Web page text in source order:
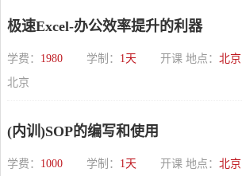
极速Excel-办公效率提升的利器
学费： 1980 学制： 1天 开课 地点： 北京
北京
(内训)SOP的编写和使用
学费： 1000 学制： 1天 开课 地点： 北京